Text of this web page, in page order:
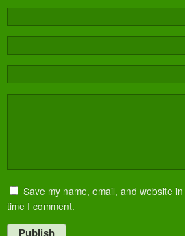
Save my name, email, and website
time I comment.
Publish